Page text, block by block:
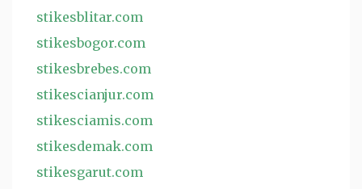
stikesblitar.com
stikesbogor.com
stikesbrebes.com
stikescianjur.com
stikesciamis.com
stikesdemak.com
stikesgarut.com